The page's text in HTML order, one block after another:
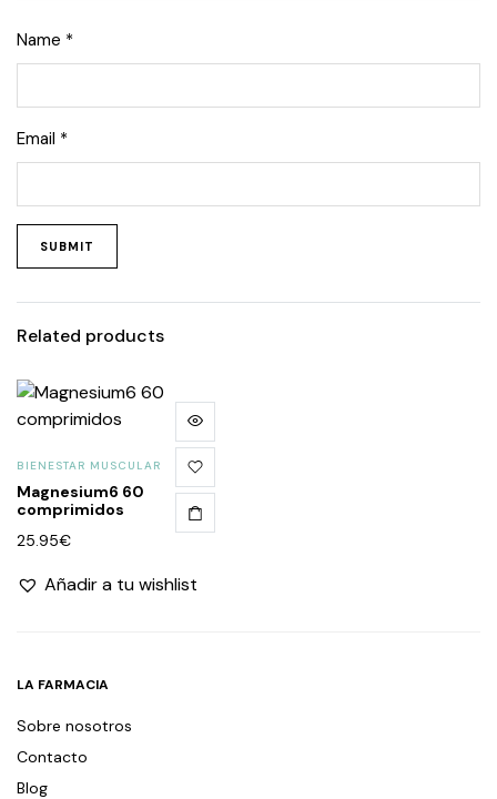
Name *
Email *
Related products
BIENESTAR MUSCULAR
Magnesium6 60
comprimidos
25.95€
Añadir a tu wishlist
LA FARMACIA
Sobre nosotros
Contacto
Blog